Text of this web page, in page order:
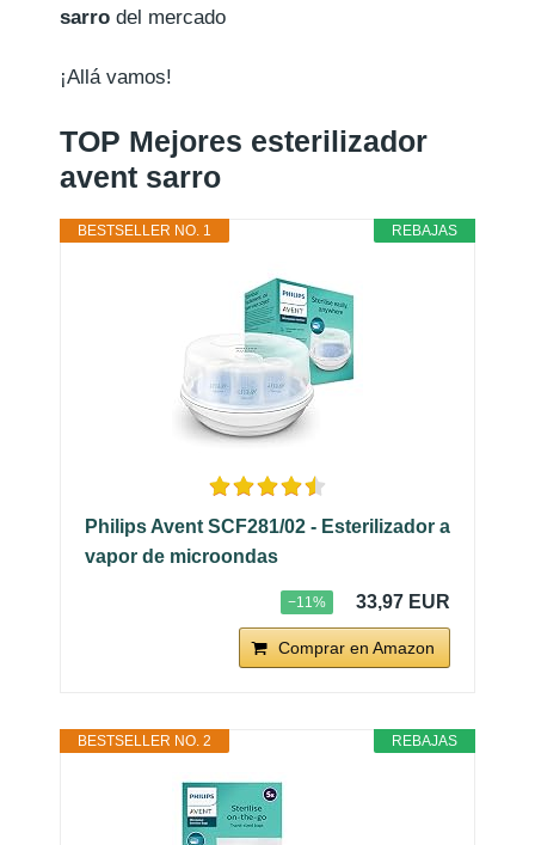
sarro del mercado
¡Allá vamos!
TOP Mejores esterilizador
avent sarro
REBAJAS
BESTSELLER NO. 1
Philips Avent SCF281/02 - Esterilizador a
vapor de microondas
−11% 33,97 EUR
Comprar en Amazon
REBAJAS
BESTSELLER NO. 2